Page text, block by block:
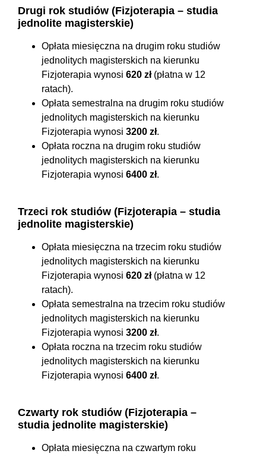
Drugi rok studiów (Fizjoterapia – studia
jednolite magisterskie)
Opłata miesięczna na drugim roku studiów
jednolitych magisterskich na kierunku
Fizjoterapia wynosi 620 zł(płatna w 12
ratach).
Opłata semestralna na drugim roku studiów
jednolitych magisterskich na kierunku
Fizjoterapia wynosi 3200 zł.
Opłata roczna na drugim roku studiów
jednolitych magisterskich na kierunku
Fizjoterapia wynosi 6400 zł.
Trzeci rok studiów (Fizjoterapia – studia
jednolite magisterskie)
Opłata miesięczna na trzecim roku studiów
jednolitych magisterskich na kierunku
Fizjoterapia wynosi 620 zł(płatna w 12
ratach).
Opłata semestralna na trzecim roku studiów
jednolitych magisterskich na kierunku
Fizjoterapia wynosi 3200 zł.
Opłata roczna na trzecim roku studiów
jednolitych magisterskich na kierunku
Fizjoterapia wynosi 6400 zł.
Czwarty rok studiów (Fizjoterapia –
studia jednolite magisterskie)
Opłata miesięczna na czwartym roku